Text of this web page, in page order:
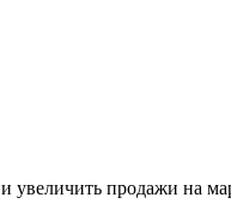
увеличить продажи на